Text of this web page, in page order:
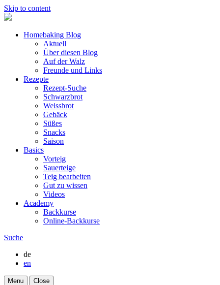
Skip to content
Homebaking Blog
Aktuell
Über diesen Blog
Auf der Walz
Freunde und Links
Rezepte
Rezept-Suche
Schwarzbrot
Weissbrot
Gebäck
Süßes
Snacks
Saison
Basics
Vorteig
Sauerteige
Teig bearbeiten
Gut zu wissen
Videos
Academy
Backkurse
Online-Backkurse
Suche
de
en
Menu Close